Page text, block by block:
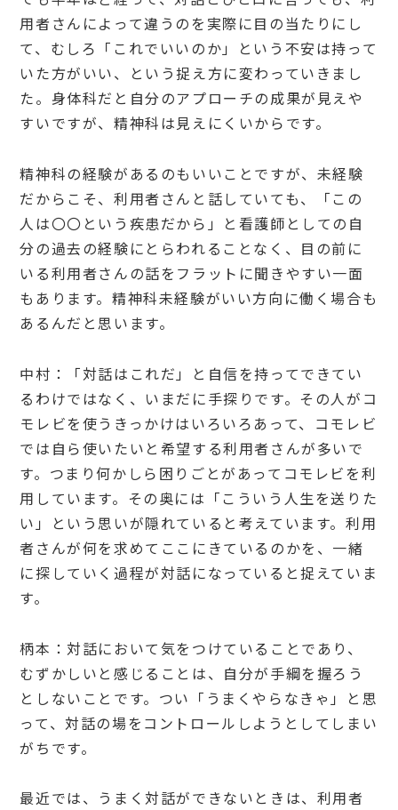
用者さんによって違うのを実際に目の当たりにし
て、むしろ「これでいいのか」という不安は持って
いた方がいい、という捉え方に変わっていきまし
た。身体科だと自分のアプローチの成果が見えや
すいですが、精神科は見えにくいからです。
精神科の経験があるのもいいことですが、未経験
だからこそ、利用者さんと話していても、「この
人は〇〇という疾患だから」と看護師としての自
分の過去の経験にとらわれることなく、目の前に
いる利用者さんの話をフラットに聞きやすい一面
もあります。精神科未経験がいい方向に働く場合も
あるんだと思います。
中村：「対話はこれだ」と自信を持ってできてい
るわけではなく、いまだに手探りです。その人がコ
モレビを使うきっかけはいろいろあって、コモレビ
では自ら使いたいと希望する利用者さんが多いで
す。つまり何かしら困りごとがあってコモレビを利
用しています。その奥には「こういう人生を送りた
い」という思いが隠れていると考えています。利用
者さんが何を求めてここにきているのかを、一緒
に探していく過程が対話になっていると捉えていま
す。
柄本：対話において気をつけていることであり、
むずかしいと感じることは、自分が手綱を握ろう
としないことです。つい「うまくやらなきゃ」と思
って、対話の場をコントロールしようとしてしまい
がちです。
最近では、うまく対話ができないときは、利用者